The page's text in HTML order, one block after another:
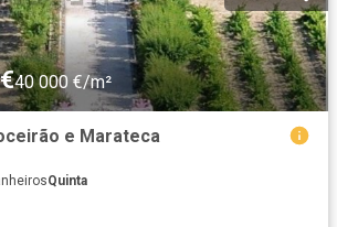
40 000 €/m²
e Marateca
Quinta